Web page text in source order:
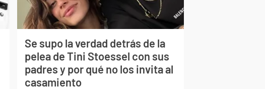
Se supo la verdad detrás de la
pelea de Tini Stoessel con sus
padres y por qué no los invita al
casamiento